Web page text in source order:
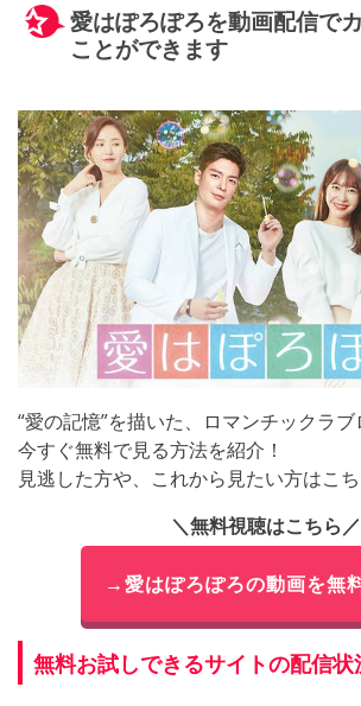
愛はぽろぽろを動画配信で
ことができます
“愛の記憶”を描いた、ロマンチックラブ
今すぐ無料で見る方法を紹介！
見逃した方や、これから見たい方はこ
＼無料視聴はこちら／
→愛はぽろぽろの動画を無
無料お試しできるサイトの配信状